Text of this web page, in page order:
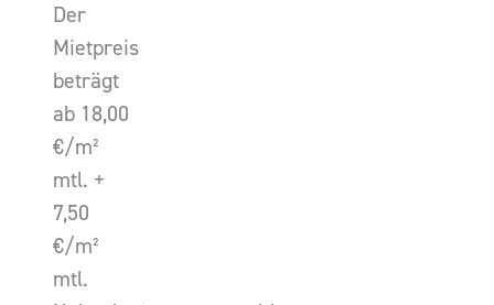
Der
Mietpreis
beträgt
ab 18,00
€/m²
mtl. +
7,50
€/m²
mtl.